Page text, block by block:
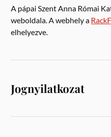
A pápai Szent Anna Római
weboldala. A webhely a
elhelyezve.
Jognyilatkozat